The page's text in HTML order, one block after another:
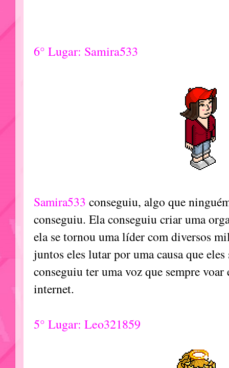
6° Lugar: Samira533
Samira533 conseguiu, algo que
conseguiu. Ela conseguiu criar uma
ela se tornou uma líder com diversos
juntos eles lutar por uma causa que
conseguiu ter uma voz que sempre
internet.
5° Lugar: Leo321859